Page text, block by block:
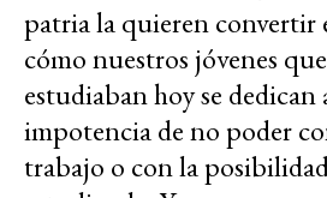
patria la quieren convertir
cómo nuestros jóvenes
estudiaban hoy se dedican
impotencia de no poder
trabajo o con la